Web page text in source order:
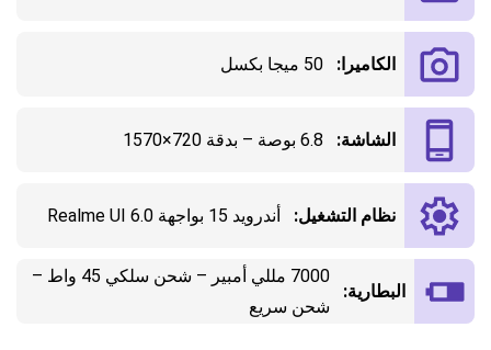
الكاميرا: 50 ميجا بكسل
الشاشة: 6.8 بوصة – بدقة 720×1570
نظام التشغيل: أندرويد 15 بواجهة Realme UI 6.0
البطارية:
7000 مللي أمبير – شحن سلكي 45 واط –
شحن سريع